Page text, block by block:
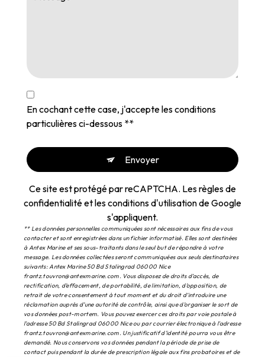
En cochant cette case, j'accepte les conditions
particulières ci-dessous **
Envoyer
Ce site est protégé par reCAPTCHA. Lesrègles de
confidentialitéet lesconditions d'utilisationde Google
s'appliquent.
** Les données personnelles communiquées sont nécessaires aux fins de vous
contacter et sont enregistrées dans un fichier informatisé. Elles sont destinées
à Antex Marine et ses sous-traitants dans le seul but de répondre à votre
message. Les données collectées seront communiquées aux seuls destinataires
suivants: Antex Marine 50 Bd Stalingrad 06000 Nice
frantz.touvron@antexmarine.com. Vous disposez de droits d’accès, de
rectification, d’effacement, de portabilité, de limitation, d’opposition, de
retrait de votre consentement à tout moment et du droit d’introduire une
réclamation auprès d’une autorité de contrôle, ainsi que d’organiser le sort de
vos données post-mortem. Vous pouvez exercer ces droits par voie postale à
l'adresse 50 Bd Stalingrad 06000 Nice ou par courrier électronique à l'adresse
frantz.touvron@antexmarine.com. Un justificatif d'identité pourra vous être
demandé. Nous conservons vos données pendant la période de prise de
contact puis pendant la durée de prescription légale aux fins probatoires et de